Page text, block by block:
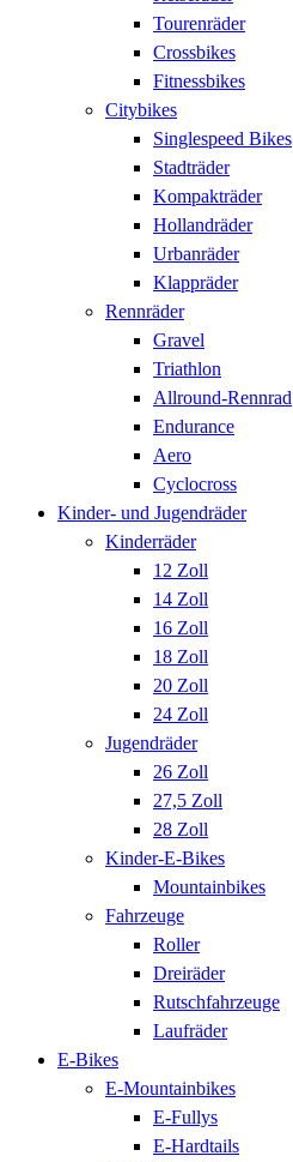
Tourenräder
Crossbikes
Fitnessbikes
Citybikes
Singlespeed Bikes
Stadträder
Kompakträder
Hollandräder
Urbanräder
Klappräder
Rennräder
Gravel
Triathlon
Allround-Rennrad
Endurance
Aero
Cyclocross
Kinder- und Jugendräder
Kinderräder
12 Zoll
14 Zoll
16 Zoll
18 Zoll
20 Zoll
24 Zoll
Jugendräder
26 Zoll
27,5 Zoll
28 Zoll
Kinder-E-Bikes
Mountainbikes
Fahrzeuge
Roller
Dreiräder
Rutschfahrzeuge
Laufräder
E-Bikes
E-Mountainbikes
E-Fullys
E-Hardtails